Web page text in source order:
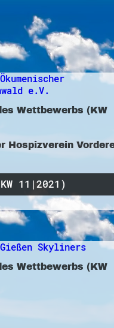
Wettbewerbs (KW
Hospizverein
11|2021)
Wettbewerbs (KW